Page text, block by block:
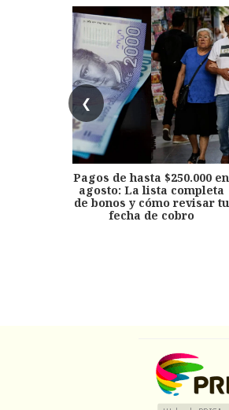
❮
Pagos de hasta $250.000 en
agosto: La lista completa
de bonos y cómo revisar tu
fecha de cobro